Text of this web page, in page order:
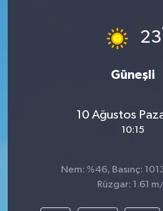
23
Güneşli
10 Ağustos
10:15
Nem: %46, Basınç:
Rüzgar: 1.61